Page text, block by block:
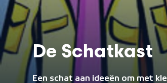
De Schatkast
Een schat aan ideeën om met